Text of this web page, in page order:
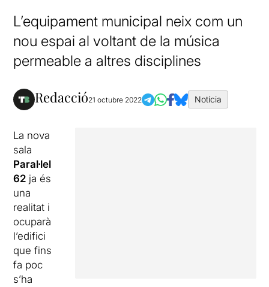
L’equipament municipal neix com un
nou espai al voltant de la música
permeable a altres disciplines
Redacció21 octubre 2022 Notícia
La nova
sala
Paral·lel
62 ja és
una
realitat i
ocuparà
l’edifici
que fins
fa poc
s’ha